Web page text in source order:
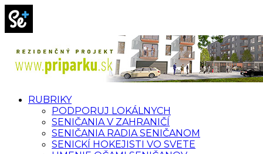
RUBRIKY
PODPORUJ LOKÁLNYCH
SENIČANIA V ZAHRANIČÍ
SENIČANIA RADIA SENIČANOM
SENICKÍ HOKEJISTI VO SVETE